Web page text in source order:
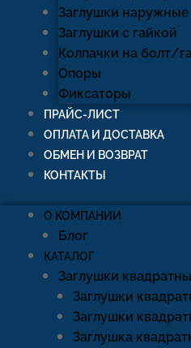
Заглушки наружные
Заглушки с гайкой
Колпачки на болт/
Опоры
Фиксаторы
ПРАЙС-ЛИСТ
ОПЛАТА И ДОСТАВКА
ОБМЕН И ВОЗВРАТ
КОНТАКТЫ
О КОМПАНИИ
Блог
КАТАЛОГ
Заглушки
Заглушки
Заглушки
Заглушка